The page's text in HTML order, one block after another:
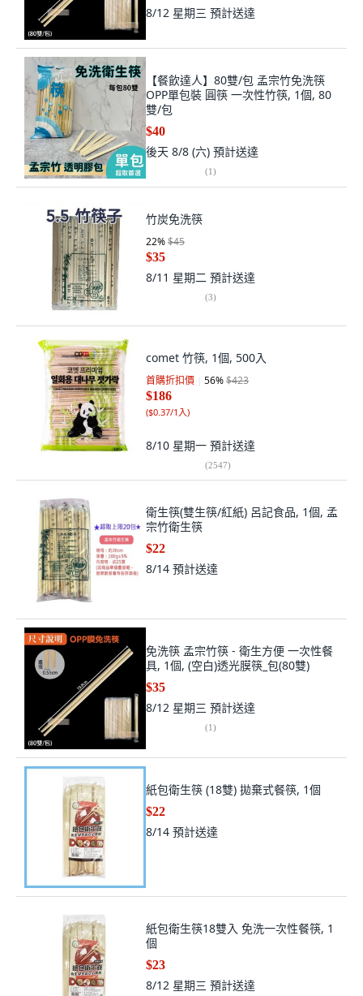
8/12 星期三 預計送達
【餐飲達人】80雙/包 孟宗竹免洗筷
OPP單包裝 圓筷 一次性竹筷, 1個, 80
雙/包
$40
後天 8/8 (六) 預計送達
(1)
竹炭免洗筷
22%$45
$35
8/11 星期二 預計送達
(3)
comet 竹筷, 1個, 500入
首購折扣價 56%$423
$186
($0.37/1入)
8/10 星期一 預計送達
(2547)
衛生筷(雙生筷/紅紙) 呂記食品, 1個, 孟
宗竹衛生筷
$22
8/14 預計送達
免洗筷 孟宗竹筷 - 衛生方便 一次性餐
具, 1個, (空白)透光膜筷_包(80雙)
$35
8/12 星期三 預計送達
(1)
紙包衛生筷 (18雙) 拋棄式餐筷, 1個
$22
8/14 預計送達
紙包衛生筷18雙入 免洗一次性餐筷, 1
個
$23
8/12 星期三 預計送達